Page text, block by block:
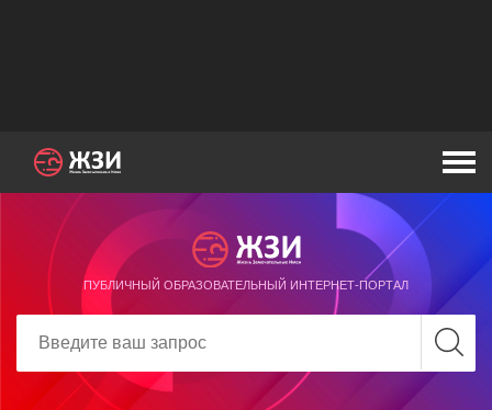
ПУБЛИЧНЫЙ ОБРАЗОВАТЕЛЬНЫЙ ИНТЕРНЕТ-ПОРТАЛ